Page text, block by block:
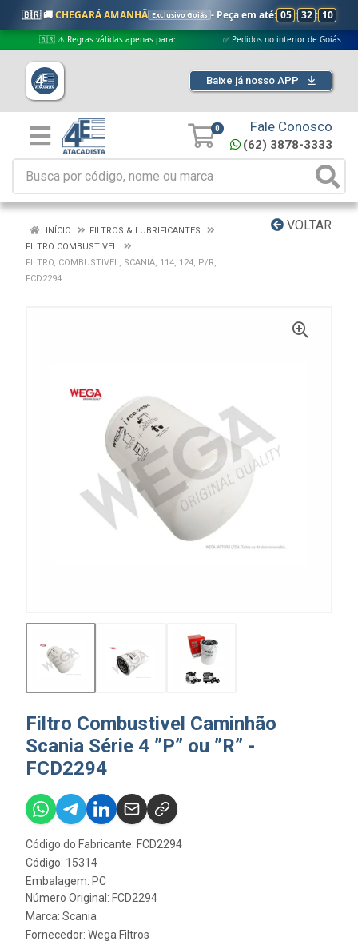
🇧🇷 🚚CHEGARÁ AMANHÃ Exclusivo Goiás - Peça em até: 05 : 32 : 09
🇧🇷 ⚠️ Regras válidas apenas para: ✅ Pedidos no interior de Goiás
Baixe já nosso APP
0 Fale Conosco
(62) 3878-3333
VOLTAR
INÍCIO
FILTROS & LUBRIFICANTES
FILTRO COMBUSTIVEL
FILTRO, COMBUSTIVEL, SCANIA, 114, 124, P/R,
FCD2294
Filtro Combustivel Caminhão
Scania Série 4 ”P” ou ”R” -
FCD2294
Código do Fabricante: FCD2294
Código: 15314
Embalagem: PC
Número Original: FCD2294
Marca: Scania
Fornecedor: Wega Filtros